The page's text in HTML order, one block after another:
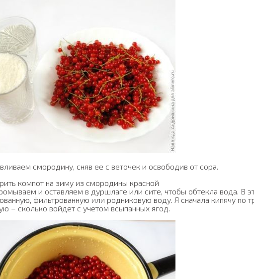
смородину, сняв ее с веточек и освободив от сора.
и оставляем в дуршлаге или сите, чтобы обтекла вода. В
фильтрованную или родниковую воду. Я сначала кипячу по
– сколько войдет с учетом всыпанных ягод.